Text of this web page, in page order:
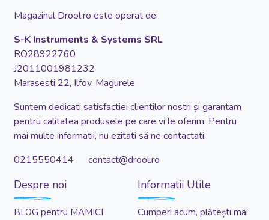
Magazinul Drool.ro este operat de:
S-K Instruments & Systems SRL
RO28922760
J2011001981232
Marasesti 22, Ilfov, Magurele
Suntem dedicati satisfactiei clientilor nostri și garantam
pentru calitatea produsele pe care vi le oferim. Pentru
mai multe informatii, nu ezitati să ne contactati:
0215550414 contact@drool.ro
Despre noi
BLOG pentru MAMICI
Informatii Utile
Cumperi acum, plătești mai